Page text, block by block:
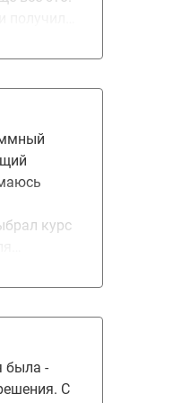
ли я …….
курс
была -
С